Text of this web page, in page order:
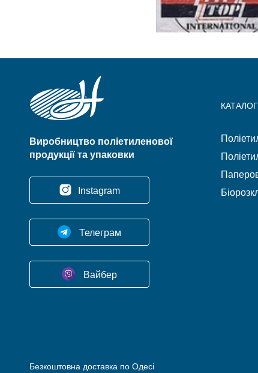
Виробництво поліетиленової
продукції та упаковки
Instagram
Телеграм
Вайбер
КАТАЛОГ
Безкоштовна доставка по Одесі